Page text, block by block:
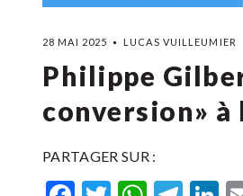
28 MAI 2025 LUCAS VUILLEUMIER
Philippe
conversion» à
PARTAGER SUR :